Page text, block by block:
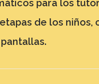
para los
de los niños,